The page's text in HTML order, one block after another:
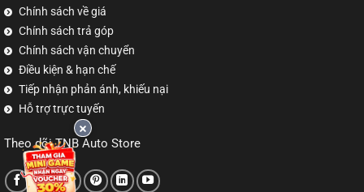
Chính sách về giá
Chính sách trả góp
Chính sách vận chuyển
Điều kiện & hạn chế
Tiếp nhận phản ánh, khiếu nại
Hỗ trợ trực tuyến
Theo dõi TNB Auto Store